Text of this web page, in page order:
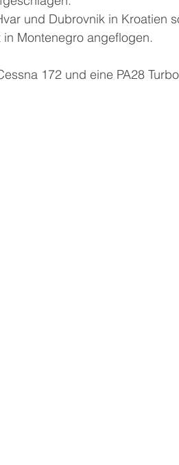
und Dubrovnik in Kroatien
Montenegro angeflogen.
172 und eine PA28